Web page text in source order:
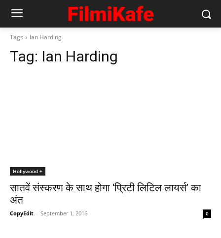
Tags Ian Harding
Tag: Ian Harding
Hollywood +
सातवें संस्‍करण के साथ होगा ‘प्रिटी लिटिल लायर्स’ का
अंत
CopyEdit - September 1, 2016 0